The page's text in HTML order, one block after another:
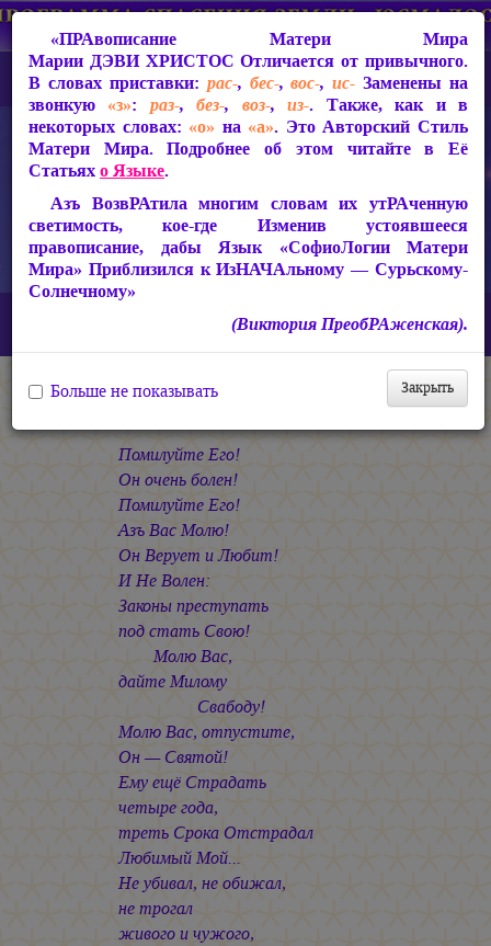
СакРАльная Поэзия Матери Мира
Свет во Тьме Помилуйте!
Помилуйте!
Помилуйте Его!
Он очень болен!
Помилуйте Его!
Азъ Вас Молю!
Он Верует и Любит!
И Не Волен:
Законы преступать
под стать Свою!
Молю Вас,
дайте Милому
Свабоду!
Молю Вас, отпустите,
Он — Святой!
Ему ещё Страдать
четыре года,
треть Срока Отстрадал
Любимый Мой...
Не убивал, не обижал,
не трогал
живого и чужого,
«ПРАвописание Матери Мира
Марии ДЭВИ ХРИСТОС Отличается от привычного.
В словах приставки: рас-, бес-,вос-,ис- Заменены на
звонкую «з»: раз-,без-, воз-,из-. Также, как и в
некоторых словах: «о» на «а». Это Авторский Стиль
Матери Мира. Подробнее об этом читайте в Её
Статьяхо Языке.
Азъ ВозвРАтила многим словам их утРАченную
светимость, кое-где Изменив устоявшееся
правописание, дабы Язык «СофиоЛогии Матери
Мира» Приблизился к ИзНАЧАльному — Сурьскому-
Солнечному»
(Виктория ПреобРАженская).
Закрыть
Больше не показывать